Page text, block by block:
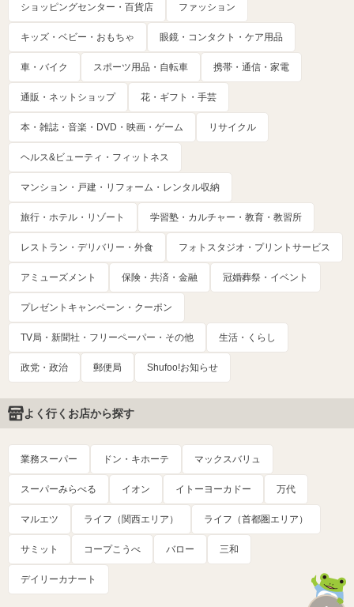
ショッピングセンター・百貨店 ファッション
キッズ・ベビー・おもちゃ 眼鏡・コンタクト・ケア用品
車・バイク スポーツ用品・自転車 携帯・通信・家電
通販・ネットショップ 花・ギフト・手芸
本・雑誌・音楽・DVD・映画・ゲーム リサイクル
ヘルス&ビューティ・フィットネス
マンション・戸建・リフォーム・レンタル収納
旅行・ホテル・リゾート 学習塾・カルチャー・教育・教習所
レストラン・デリバリー・外食 フォトスタジオ・プリントサービス
アミューズメント 保険・共済・金融 冠婚葬祭・イベント
プレゼントキャンペーン・クーポン
TV局・新聞社・フリーペーパー・その他 生活・くらし
政党・政治 郵便局 Shufoo!お知らせ
よく行くお店から探す
業務スーパー ドン・キホーテ マックスバリュ
スーパーみらべる イオン イトーヨーカドー 万代
マルエツ ライフ（関西エリア） ライフ（首都圏エリア）
サミット コープこうべ バロー 三和
デイリーカナート